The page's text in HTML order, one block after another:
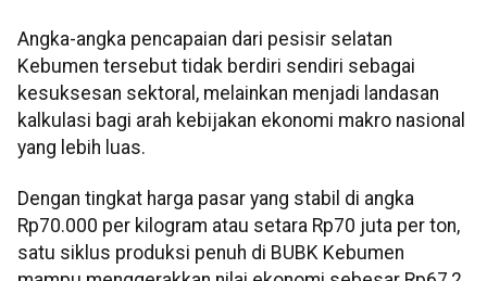
Angka-angka pencapaian dari pesisir selatan
Kebumen tersebut tidak berdiri sendiri sebagai
kesuksesan sektoral, melainkan menjadi landasan
kalkulasi bagi arah kebijakan ekonomi makro nasional
yang lebih luas.
Dengan tingkat harga pasar yang stabil di angka
Rp70.000 per kilogram atau setara Rp70 juta per ton,
satu siklus produksi penuh di BUBK Kebumen